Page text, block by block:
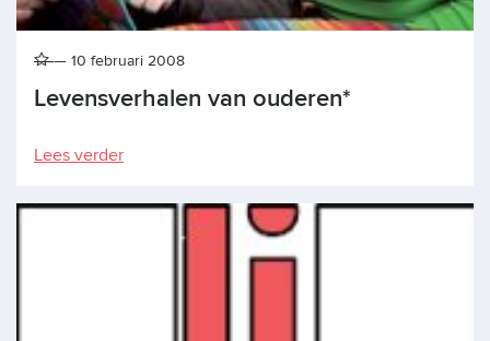
Levensverhalen van ouderen*
10 februari 2008
Lees verder